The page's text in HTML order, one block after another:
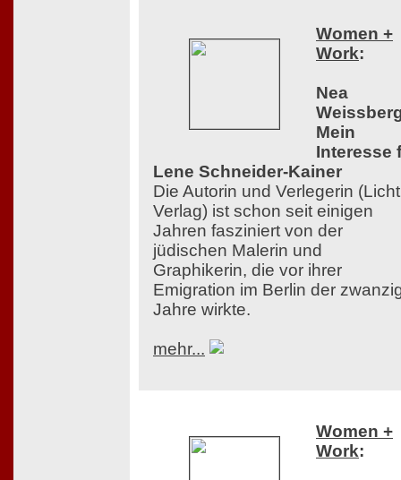
Women +
Work:
Nea
Mein
Interesse
Lene Schneider-Kainer
Die Autorin und Verlegerin
Verlag) ist schon seit einigen
Jahren fasziniert von der
jüdischen Malerin und
Graphikerin, die vor ihrer
Emigration im Berlin der
Jahre wirkte.
mehr...
Women +
Work: